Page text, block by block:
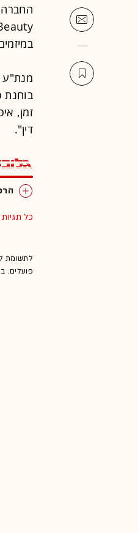
מנת"ע
בוחנת
זמן,
דין".
כל
לתשומת
פועלים.